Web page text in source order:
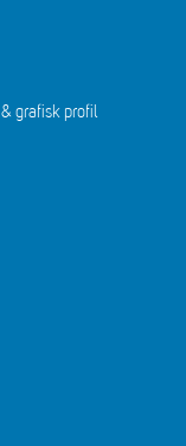
grafisk profil